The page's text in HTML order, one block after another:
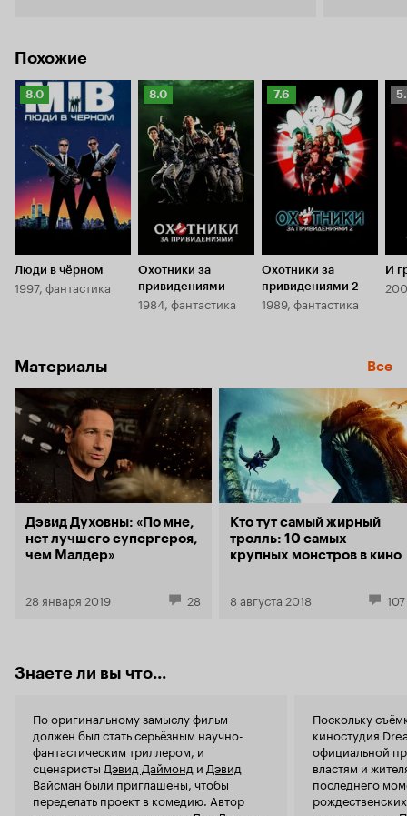
Похожие
Рейтинг
Кинопоиска
8.0
Люди в чёрном
1997, фантастика
Рейтинг
8.0
8.0
Охотники за
привидениями
1984, фантастика
Рейтинг
Кинопоиска
7.6
7.6
Охотники за
привидениями 2
1989, фантастика
И
Материалы Все
Дэвид Духовны: «По мне,
нет лучшего супергероя,
чем Малдер»
28 января 2019 28
Кто тут самый жирный
тролль: 10 самых
крупных монстров в кино
8 августа 2018 107
Знаете ли вы что...
По оригинальному замыслу фильм
должен был стать серьёзным научно-
фантастическим триллером, и
сценаристы Дэвид Даймонд и Дэвид
Вайсман были приглашены, чтобы
переделать проект в комедию. Автор
Поскольку
киностудия
официальной
властям и
последнего